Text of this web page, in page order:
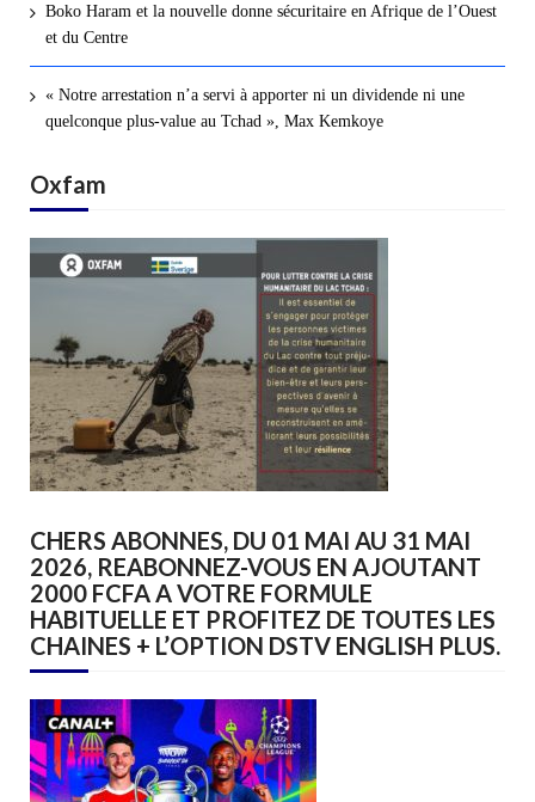
Boko Haram et la nouvelle donne sécuritaire en Afrique de l’Ouest
et du Centre
« Notre arrestation n’a servi à apporter ni un dividende ni une
quelconque plus-value au Tchad », Max Kemkoye
Oxfam
CHERS ABONNES, DU 01 MAI AU 31 MAI
2026, REABONNEZ-VOUS EN AJOUTANT
2000 FCFA A VOTRE FORMULE
HABITUELLE ET PROFITEZ DE TOUTES LES
CHAINES + L’OPTION DSTV ENGLISH PLUS.